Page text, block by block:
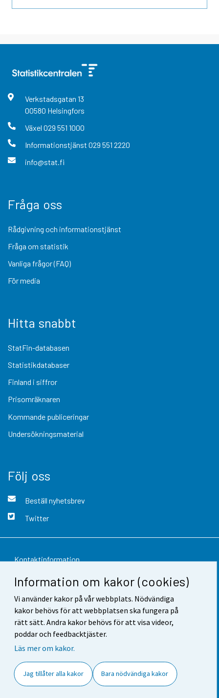
Information om kakor (cookies)
Vi använder kakor på vår webbplats. Nödvändiga
kakor behövs för att webbplatsen ska fungera på
rätt sätt. Andra kakor behövs för att visa videor,
poddar och feedbacktjäster.
Läs mer om kakor.
Jag tillåter alla kakor Bara nödvändiga kakor
Verkstadsgatan 13
00580 Helsingfors
Växel 029 551 1000
Informationstjänst 029 551 2220
info@stat.fi
Fråga oss
Rådgivning och informationstjänst
Fråga om statistik
Vanliga frågor (FAQ)
För media
Hitta snabbt
StatFin-databasen
Statistikdatabaser
Finland i siffror
Prisomräknaren
Kommande publiceringar
Undersökningsmaterial
Följ oss
Beställ nyhetsbrev
Twitter
Kontaktinformation
Respons
Användarvillkor
Dataskydd
Tillgänglighet
Cookie-inställningar